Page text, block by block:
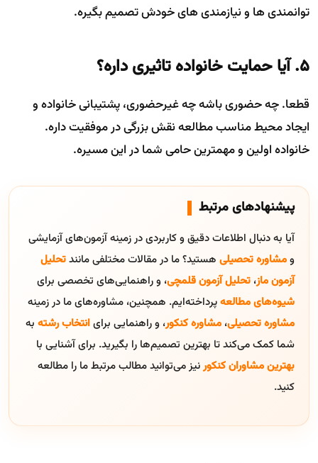
توانمندی ها و نیازمندی های خودش تصمیم بگیره.
۵. آیا حمایت خانواده تاثیری داره؟
قطعا. چه حضوری باشه چه غیرحضوری، پشتیبانی خانواده و
ایجاد محیط مناسب مطالعه نقش بزرگی در موفقیت داره.
خانواده اولین و مهمترین حامی شما در این مسیره.
پیشنهادهای مرتبط
آیا به دنبال اطلاعات دقیق و کاربردی در زمینه آزمون‌های آزمایشی
ومشاوره تحصیلی هستید؟ ما در مقالات مختلفی مانندتحلیل
آزمون ماز، تحلیل آزمون قلمچی، و راهنمایی‌های تخصصی برای
شیوه‌های مطالعهپرداخته‌ایم. همچنین، مشاوره‌های ما در زمینه
مشاوره تحصیلی، مشاوره کنکور، و راهنمایی برایانتخاب رشته به
شما کمک می‌کند تا بهترین تصمیم‌ها را بگیرید. برای آشنایی با
بهترین مشاوران کنکورنیز می‌توانید مطالب مرتبط ما را مطالعه
کنید.